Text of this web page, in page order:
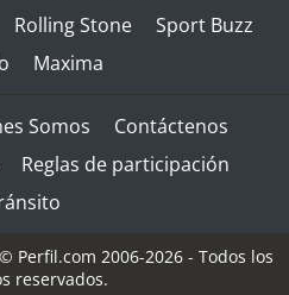
Rolling Stone
Sport Buzz
Maxima
Somos
Contáctenos
Reglas de participación
Perfil.com 2006-2026 - Todos los
reservados.